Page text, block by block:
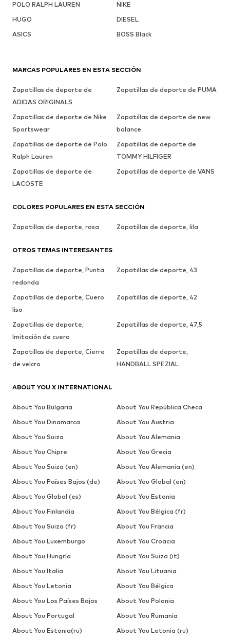
POLO RALPH LAUREN
NIKE
HUGO
DIESEL
ASICS
BOSS Black
MARCAS POPULARES EN ESTA SECCIÓN
Zapatillas de deporte de
ADIDAS ORIGINALS
Zapatillas de deporte de PUMA
Zapatillas de deporte de Nike
Sportswear
Zapatillas de deporte de new
balance
Zapatillas de deporte de Polo
Ralph Lauren
Zapatillas de deporte de
TOMMY HILFIGER
Zapatillas de deporte de
LACOSTE
Zapatillas de deporte de VANS
COLORES POPULARES EN ESTA SECCIÓN
Zapatillas de deporte, rosa Zapatillas de deporte, lila
OTROS TEMAS INTERESANTES
Zapatillas de deporte, Punta
redonda
Zapatillas de deporte, 43
Zapatillas de deporte, Cuero
liso
Zapatillas de deporte, 42
Zapatillas de deporte,
Imitación de cuero
Zapatillas de deporte, 47,5
Zapatillas de deporte, Cierre
de velcro
Zapatillas de deporte,
HANDBALL SPEZIAL
ABOUT YOU X INTERNATIONAL
About You Bulgaria
About You República Checa
About You Dinamarca
About You Austria
About You Suiza
About You Alemania
About You Chipre
About You Grecia
About You Suiza (en)
About You Alemania (en)
About You Países Bajos (de)
About You Global (en)
About You Global (es)
About You Estonia
About You Finlandia
About You Bélgica (fr)
About You Suiza (fr)
About You Francia
About You Luxemburgo
About You Croacia
About You Hungría
About You Suiza (it)
About You Italia
About You Lituania
About You Letonia
About You Bélgica
About You Los Países Bajos
About You Polonia
About You Portugal
About You Rumania
About You Estonia(ru)
About You Letonia (ru)